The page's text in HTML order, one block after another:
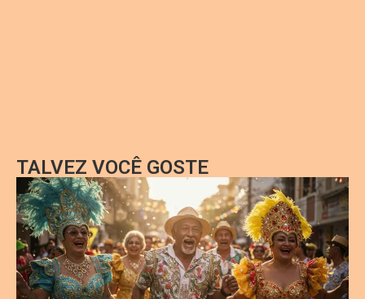
TALVEZ VOCÊ GOSTE